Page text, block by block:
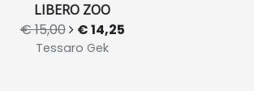
LIBERO ZOO
€ 15,00 € 14,25
Tessaro Gek